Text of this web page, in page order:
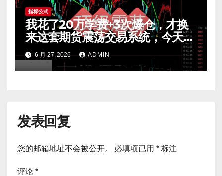
指标公式
我花了20万学费+3次爆仓，才换
来这套期货震荡交易系统，今天免
费公开核心逻辑
6 月 27, 2026 ADMIN
发表回复
您的邮箱地址不会被公开。 必填项已用 * 标注
评论 *